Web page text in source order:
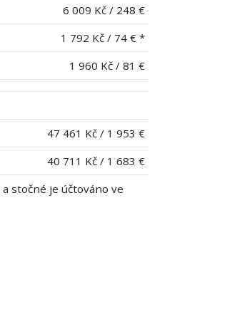
6 009 Kč / 248 €
1 792 Kč / 74 € *
1 960 Kč / 81 €
47 461 Kč / 1 953 €
40 711 Kč / 1 683 €
stočné je účtováno ve